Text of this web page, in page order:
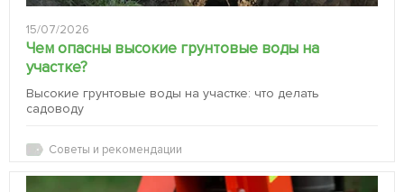
15/07/2026
Чем опасны высокие грунтовые воды на
участке?
Высокие грунтовые воды на участке: что делать
садоводу
Советы и рекомендации